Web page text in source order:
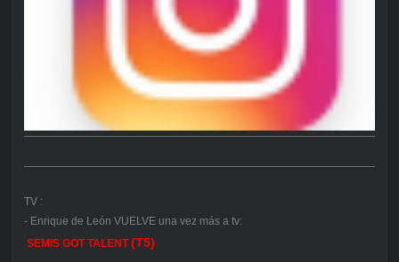
TV :
- Enrique de León VUELVE una vez más a tv:
SEMIS GOT TALENT (T5)